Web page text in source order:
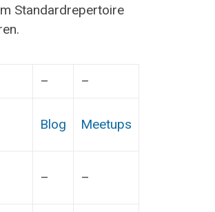
Standardrepertoire
– –
Blog Meetups
– –